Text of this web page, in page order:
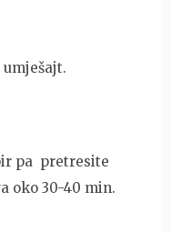
pa pretresite
oko 30-40 min.